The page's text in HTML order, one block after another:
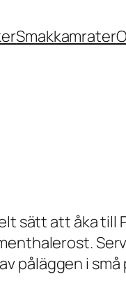
Smakkamrater
sätt att åka till
påläggen i små